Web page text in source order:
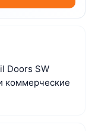
Doors SW
коммерческие